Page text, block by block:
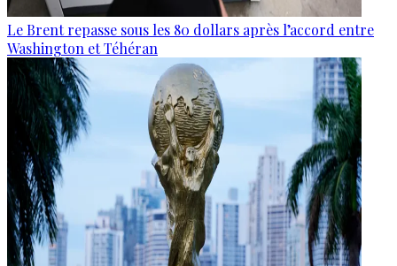
Le Brent repasse sous les 80 dollars après l’accord entre
Washington et Téhéran